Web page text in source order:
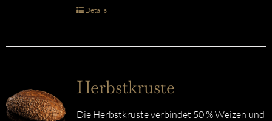
Details
Herbstkruste
Die Herbstkruste verbindet 50 % Weizen und